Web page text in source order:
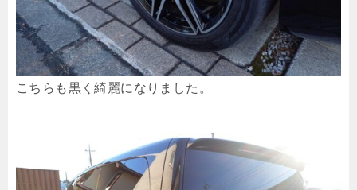
こちらも黒く綺麗になりました。